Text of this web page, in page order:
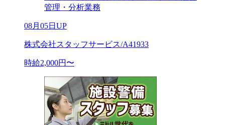
管理・分析業務
08月05日UP
株式会社スタッフサービス/A41933
時給2,000円〜